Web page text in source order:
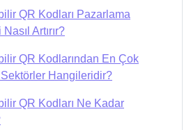
QR Kodları Pazarlama
Artırır?
QR Kodlarından En Çok
Hangileridir?
QR Kodları Ne Kadar